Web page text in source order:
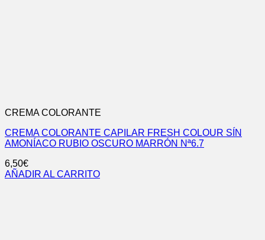
CREMA COLORANTE
CREMA COLORANTE CAPILAR FRESH COLOUR SÍN
AMONÍACO RUBIO OSCURO MARRÓN Nª6.7
6,50€
AÑADIR AL CARRITO